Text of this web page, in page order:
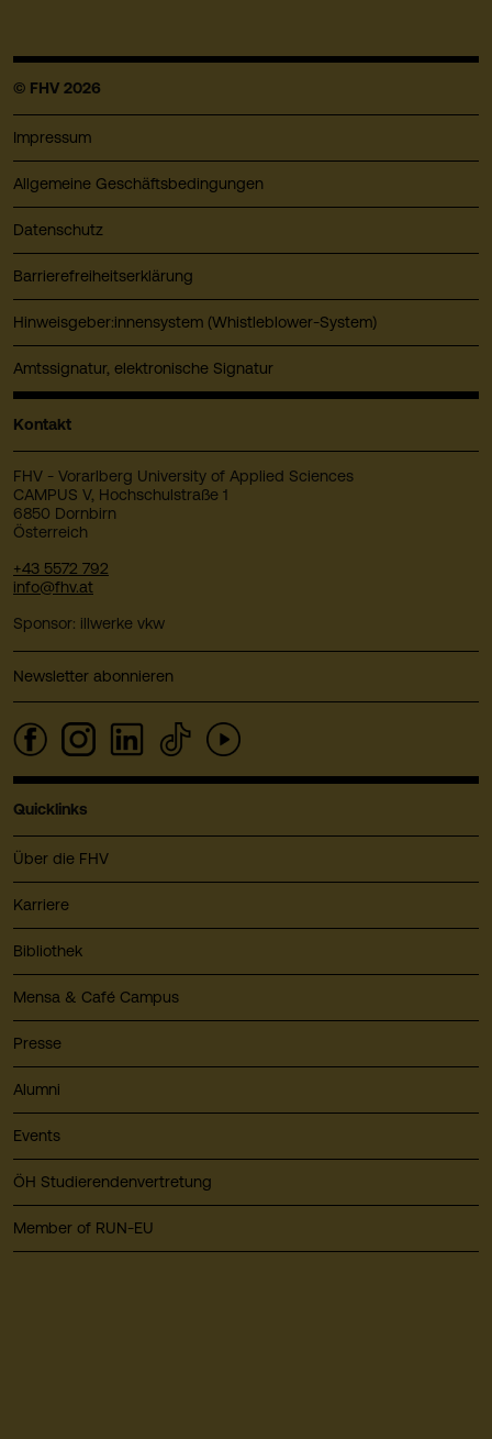
© FHV 2026
Impressum
Allgemeine Geschäftsbedingungen
Datenschutz
Barrierefreiheitserklärung
Hinweisgeber:innensystem (Whistleblower-System)
Amtssignatur, elektronische Signatur
Kontakt
FHV - Vorarlberg University of Applied Sciences
CAMPUS V, Hochschulstraße 1
6850 Dornbirn
Österreich
+43 5572 792
info@fhv.at
Sponsor: illwerke vkw
Newsletter abonnieren
Quicklinks
Über die FHV
Karriere
Bibliothek
Mensa & Café Campus
Presse
Alumni
Events
ÖH Studierendenvertretung
Member of RUN-EU